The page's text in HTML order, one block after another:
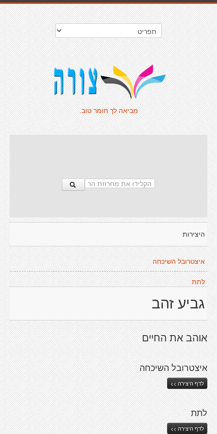
מביאה לך חומר טוב.
היצירות
איצטרובל השיכחה
לתת
גביע זהב
אוהב את החיים
איצטרובל השיכחה
לדף היצירה >>
לתת
לדף היצירה >>